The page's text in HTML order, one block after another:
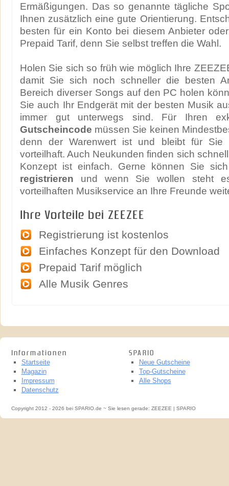
Ermäßigungen. Das so genannte tägliche
Ihnen zusätzlich eine gute Orientierung.
besten für ein Konto bei diesem Anbieter
Prepaid Tarif, denn Sie selbst treffen die Wahl.
Holen Sie sich so früh wie möglich Ihre
damit Sie sich noch schneller die besten
Bereich diverser Songs auf den PC holen
Sie auch Ihr Endgerät mit der besten Musik
immer gut unterwegs sind. Für Ihren
Gutscheincode müssen Sie keinen
denn der Warenwert ist und bleibt für Sie
vorteilhaft. Auch Neukunden finden sich
Konzept ist einfach. Gerne können Sie
registrieren und wenn Sie wollen steht
vorteilhaften Musikservice an Ihre Freunde
Ihre Vorteile bei ZEEZEE
Registrierung ist kostenlos
Einfaches Konzept für den Download
Prepaid Tarif möglich
Alle Musik Genres
Informationen
Startseite
Magazin
Impressum
Datenschutz
SPARIO
Neue Gutscheine
Top-Gutscheine
Alle Shops
Copyright 2012 - 2026 bei SPARIO.de ~ Sie lesen gerade: ZEEZEE | SPARIO